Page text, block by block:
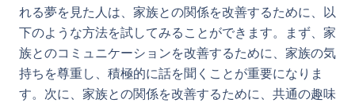
れる夢を見た人は、家族との関係を改善するために、以
下のような方法を試してみることができます。まず、家
族とのコミュニケーションを改善するために、家族の気
持ちを尊重し、積極的に話を聞くことが重要になりま
す。次に、家族との関係を改善するために、共通の趣味